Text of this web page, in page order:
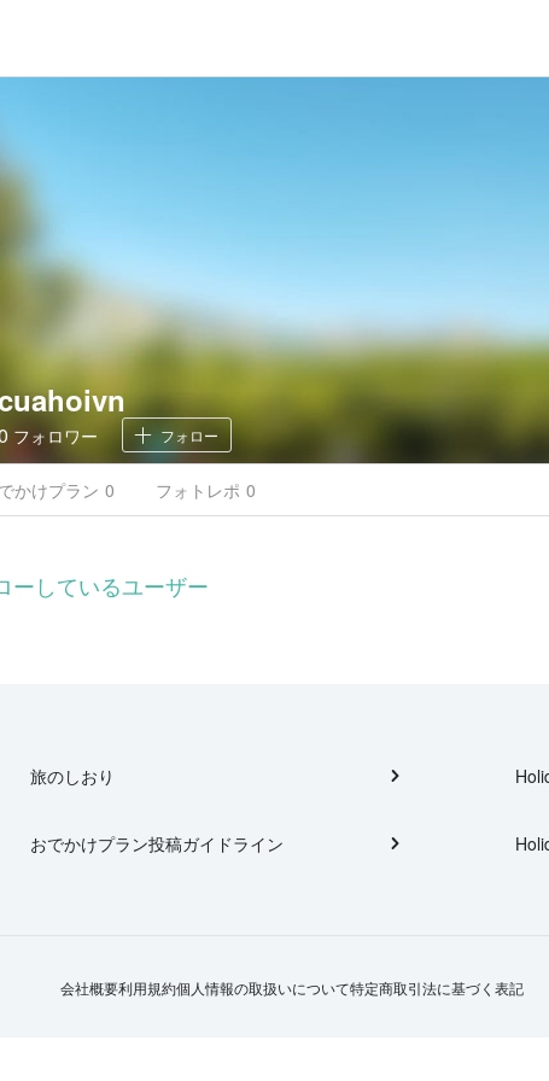
フォロワー フォロー
かけプラン 0 フォトレポ 0
ーしているユーザー
旅のしおり
おでかけプラン投稿ガイドライン
会社概要利用規約個人情報の取扱いについて特定商取引法に基づく表記